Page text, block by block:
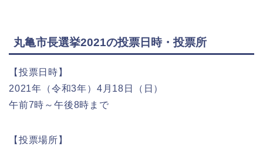
丸亀市長選挙2021の投票日時・投票所
【投票日時】
2021年（令和3年）4月18日（日）
午前7時～午後8時まで
【投票場所】